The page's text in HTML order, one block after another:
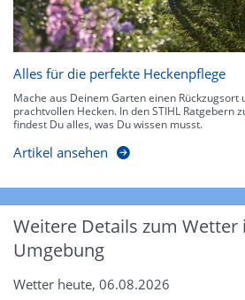
Alles für die perfekte Heckenpflege
Mache aus Deinem Garten einen Rückzugsort
prachtvollen Hecken. In den STIHL Ratgebern
findest Du alles, was Du wissen musst.
Artikel ansehen
Weitere Details zum Wetter
Umgebung
Wetter heute, 06.08.2026